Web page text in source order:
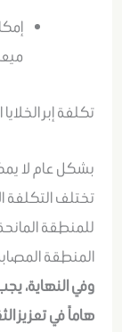
تكلفة إبر
بشكل عام لا
تختلف التكلفة
للمنطقة
المنطقة
وفي النهاية،
هاماً في تعزيز